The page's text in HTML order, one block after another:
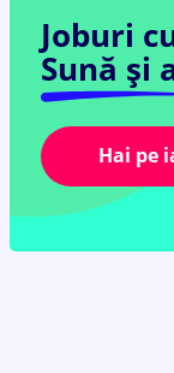
Joburi
Sună și
Hai pe